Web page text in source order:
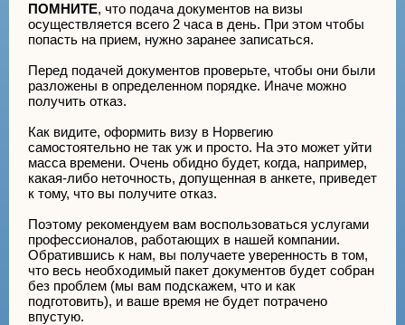
ПОМНИТЕ, что подача документов на визы
осуществляется всего 2 часа в день. При этом чтобы
попасть на прием, нужно заранее записаться.
Перед подачей документов проверьте, чтобы они были
разложены в определенном порядке. Иначе можно
получить отказ.
Как видите, оформить визу в Норвегию
самостоятельно не так уж и просто. На это может уйти
масса времени. Очень обидно будет, когда, например,
какая-либо неточность, допущенная в анкете, приведет
к тому, что вы получите отказ.
Поэтому рекомендуем вам воспользоваться услугами
профессионалов, работающих в нашей компании.
Обратившись к нам, вы получаете уверенность в том,
что весь необходимый пакет документов будет собран
без проблем (мы вам подскажем, что и как
подготовить), и ваше время не будет потрачено
впустую.